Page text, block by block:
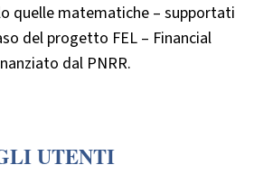
quelle matematiche – supportati
del progetto FEL – Financial
dal PNRR.
UTENTI